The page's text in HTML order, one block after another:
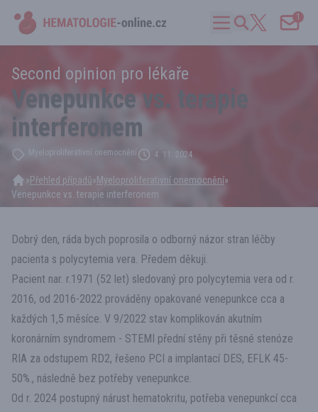
1
Second opinion pro lékaře
Venepunkce vs. terapie
interferonem
Myeloproliferativní onemocnění 4. 11. 2024
»Přehled případů»Myeloproliferativní onemocnění»
Venepunkce vs. terapie interferonem
Dobrý den, ráda bych poprosila o odborný názor stran léčby
pacienta s polycytemia vera. Předem děkuji.
Pacient nar. r.1971 (52 let) sledovaný pro polycytemia vera od r.
2016, od 2016-2022 prováděny opakované venepunkce cca a
každých 1,5 měsíce. V 9/2022 stav komplikován akutním
koronárním syndromem - STEMI přední stěny při těsné stenóze
RIA za odstupem RD2, řešeno PCI a implantací DES, EFLK 45-
50%., následně bez potřeby venepunkce.
Od r. 2024 postupný nárust hematokritu, potřeba venepunkcí cca